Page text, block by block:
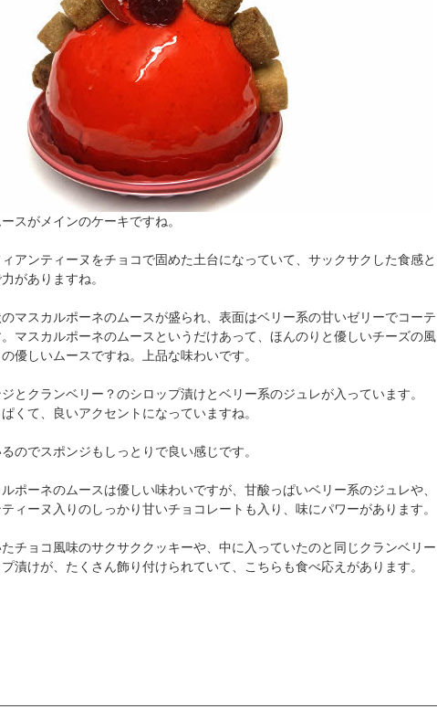
スがメインのケーキですね。
アンティーヌをチョコで固めた土台になっていて、サックサクした食感と
がありますね。
マスカルポーネのムースが盛られ、表面はベリー系の甘いゼリーでコーテ
マスカルポーネのムースというだけあって、ほんのりと優しいチーズの風
優しいムースですね。上品な味わいです。
とクランベリー？のシロップ漬けとベリー系のジュレが入っています。
くて、良いアクセントになっていますね。
のでスポンジもしっとりで良い感じです。
ポーネのムースは優しい味わいですが、甘酸っぱいベリー系のジュレや、
ィーヌ入りのしっかり甘いチョコレートも入り、味にパワーがあります。
たチョコ風味のサクサククッキーや、中に入っていたのと同じクランベリー
漬けが、たくさん飾り付けられていて、こちらも食べ応えがあります。